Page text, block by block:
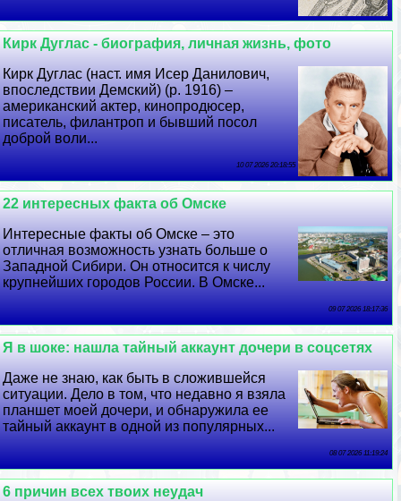
Кирк Дуглас - биография, личная жизнь, фото
Кирк Дуглас (наст. имя Исер Данилович,
впоследствии Демский) (р. 1916) –
американский актер, кинопродюсер,
писатель, филантроп и бывший посол
доброй воли...
10 07 2026 20:18:55
22 интересных факта об Омске
Интересные факты об Омске – это
отличная возможность узнать больше о
Западной Сибири. Он относится к числу
крупнейших городов России. В Омске...
09 07 2026 18:17:36
Я в шоке: нашла тайный аккаунт дочери в соцсетях
Даже не знаю, как быть в сложившейся
ситуации. Дело в том, что недавно я взяла
планшет моей дочери, и обнаружила ее
тайный аккаунт в одной из популярных...
08 07 2026 11:19:24
6 причин всех твоих неудач